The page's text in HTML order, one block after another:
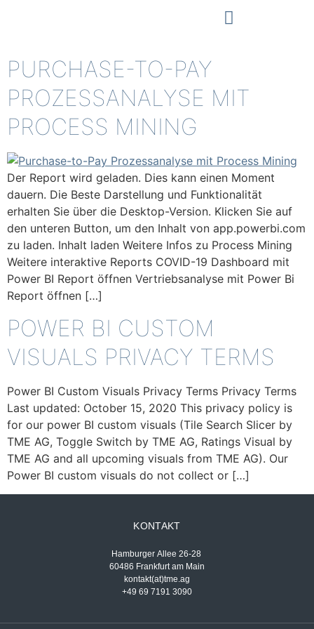
PURCHASE-TO-PAY
PROZESSANALYSE MIT
PROCESS MINING
Der Report wird geladen. Dies kann einen Moment
dauern. Die Beste Darstellung und Funktionalität
erhalten Sie über die Desktop-Version. Klicken Sie auf
den unteren Button, um den Inhalt von app.powerbi.com
zu laden. Inhalt laden Weitere Infos zu Process Mining
Weitere interaktive Reports COVID-19 Dashboard mit
Power BI Report öffnen Vertriebsanalyse mit Power Bi
Report öffnen […]
POWER BI CUSTOM
VISUALS PRIVACY TERMS
Power BI Custom Visuals Privacy Terms Privacy Terms
Last updated: October 15, 2020 This privacy policy is
for our power BI custom visuals (Tile Search Slicer by
TME AG, Toggle Switch by TME AG, Ratings Visual by
TME AG and all upcoming visuals from TME AG). Our
Power BI custom visuals do not collect or […]
KONTAKT
Hamburger Allee 26-28
60486 Frankfurt am Main
kontakt(at)tme.ag
+49 69 7191 3090